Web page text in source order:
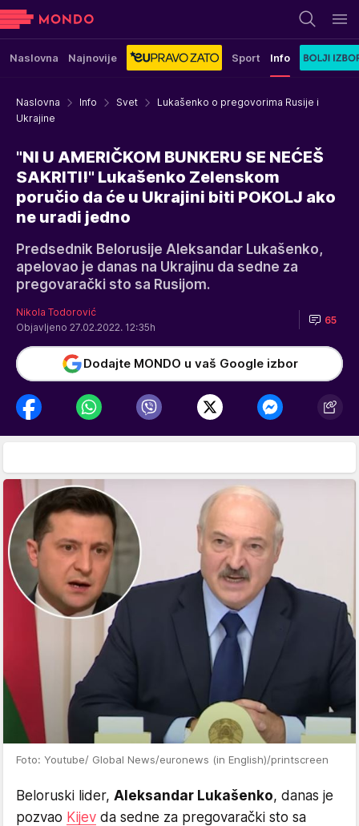
Naslovna Najnovije Sport Info
Naslovna Info Svet
Lukašenko o pregovorima Rusije i
Ukrajine
"NI U AMERIČKOM BUNKERU SE NEĆEŠ
SAKRITI!" Lukašenko Zelenskom
poručio da će u Ukrajini biti POKOLJ ako
ne uradi jedno
Predsednik Belorusije Aleksandar Lukašenko,
apelovao je danas na Ukrajinu da sedne za
pregovarački sto sa Rusijom.
Nikola Todorović
Objavljeno 27.02.2022. 12:35h
65
Dodajte MONDO u vaš Google izbor
Foto: Youtube/ Global News/euronews (in English)/printscreen
Beloruski lider, Aleksandar Lukašenko, danas je
pozvao Kijev da sedne za pregovarački sto sa